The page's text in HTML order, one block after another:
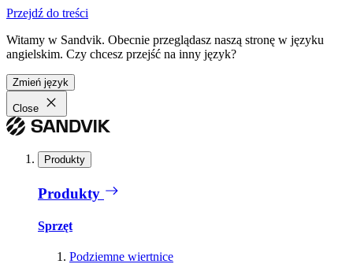
Przejdź do treści
Witamy w Sandvik. Obecnie przeglądasz naszą stronę w języku
angielskim. Czy chcesz przejść na inny język?
Zmień język
Close
Produkty
Produkty
Sprzęt
Podziemne wiertnice